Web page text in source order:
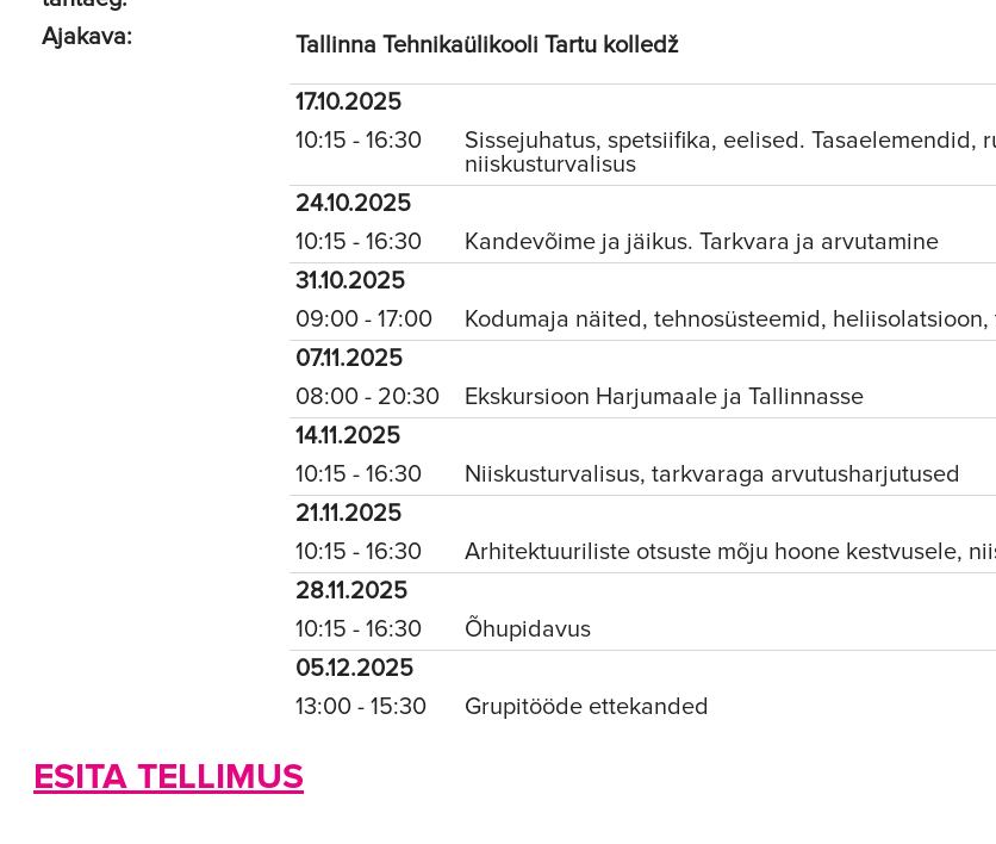
Ajakava:
Tallinna Tehnikaülikooli Tartu kolledž
17.10.2025
10:15 - 16:30
Sissejuhatus, spetsiifika, eelised.
niiskusturvalisus
24.10.2025
10:15 - 16:30
Kandevõime ja jäikus. Tarkvara ja arvutamine
31.10.2025
09:00 - 17:00
Kodumaja näited, tehnosüsteemid,
07.11.2025
08:00 - 20:30
Ekskursioon Harjumaale ja Tallinnasse
14.11.2025
10:15 - 16:30
Niiskusturvalisus, tarkvaraga arvutusharjutused
21.11.2025
10:15 - 16:30
Arhitektuuriliste otsuste mõju hoone kestvusele,
28.11.2025
10:15 - 16:30
Õhupidavus
05.12.2025
13:00 - 15:30
Grupitööde ettekanded
ESITA TELLIMUS